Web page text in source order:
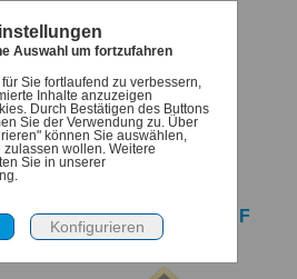
Denk-dran
Jahreskalender PDF
Auswahl um fortzufahren
Sie fortlaufend zu verbessern,
Inhalte anzuzeigen
Durch Bestätigen des Buttons
Sie der Verwendung zu. Über
können Sie auswählen,
wollen. Weitere
Sie in unserer